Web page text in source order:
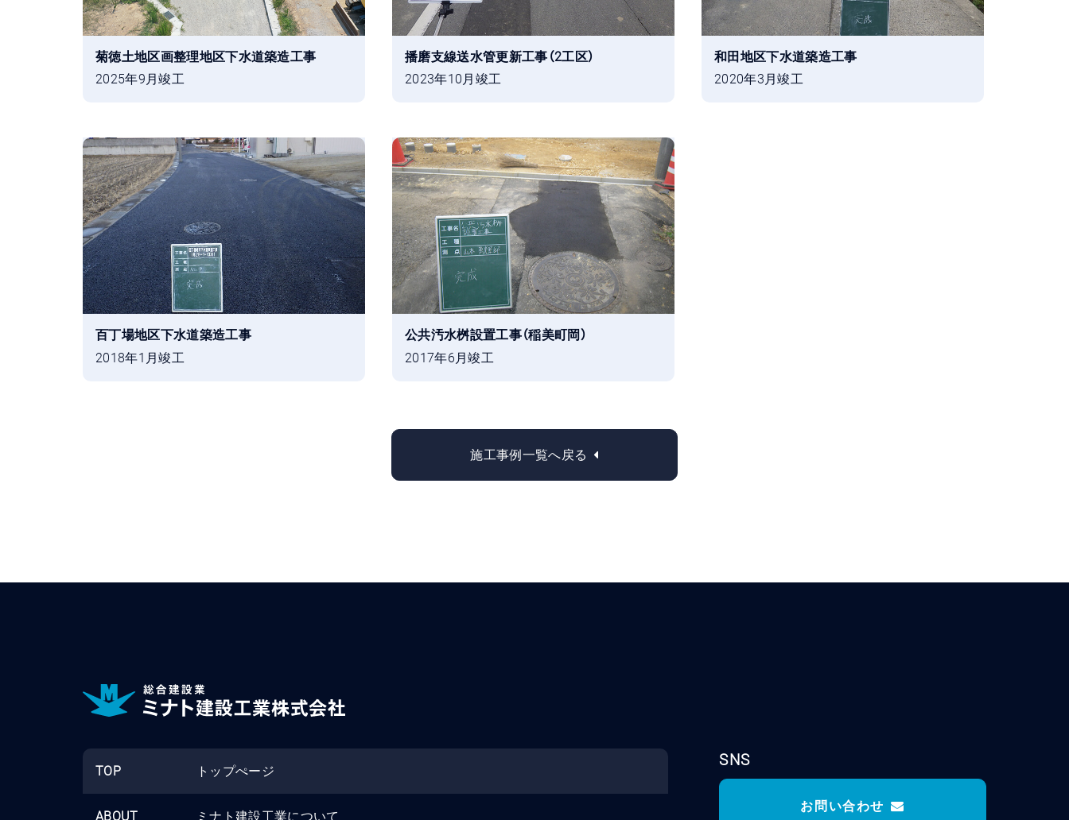
菊徳土地区画整理地区下水道築造工事
2025年9月竣工
播磨支線送水管更新工事（2工区）
2023年10月竣工
和田地区下水道築造工事
2020年3月竣工
百丁場地区下水道築造工事
2018年1月竣工
公共汚水桝設置工事（稲美町岡）
2017年6月竣工
施工事例一覧へ戻る
TOP トップぺージ
ABOUT ミナト建設工業について
SNS
お問い合わせ